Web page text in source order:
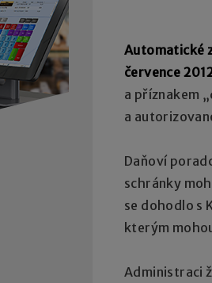
Automatické
července
a příznakem
a
Daňoví
schránky
se dohodlo s
kterým
Administraci